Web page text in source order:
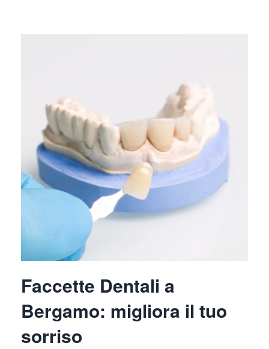
Faccette Dentali a
Bergamo: migliora il tuo
sorriso